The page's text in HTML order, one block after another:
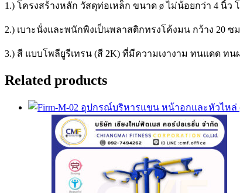
1.) โครงสร้างหลัก วัสดุท่อเหล็ก ขนาด ø ไม่น้อยกว่า 4 นิ้ว
2.) เบาะนั่งและพนักพิงเป็นพลาสติกทรงโค้งมน กว้าง 20 ซ
3.) สี แบบโพลียูรีเทรน (สี 2K) ที่มีความเงางาม ทนแดด ท
Related products